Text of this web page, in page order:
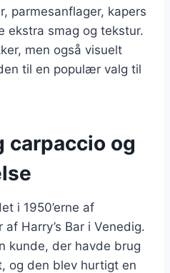
parmesanflager, kapers
ekstra smag og tekstur.
men også visuelt
til en populær valg til
carpaccio og
i 1950’erne af
Harry’s Bar i Venedig.
kunde, der havde brug
og den blev hurtigt en